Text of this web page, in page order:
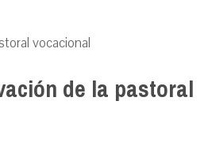
vocacional
de la pastoral